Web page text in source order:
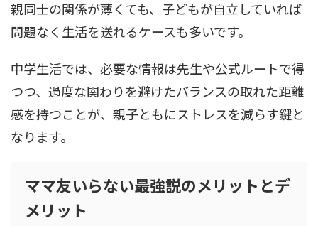
親同士の関係が薄くても、子どもが自立していれば
問題なく生活を送れるケースも多いです。
中学生活では、必要な情報は先生や公式ルートで得
つつ、過度な関わりを避けたバランスの取れた距離
感を持つことが、親子ともにストレスを減らす鍵と
なります。
ママ友いらない最強説のメリットとデ
メリット